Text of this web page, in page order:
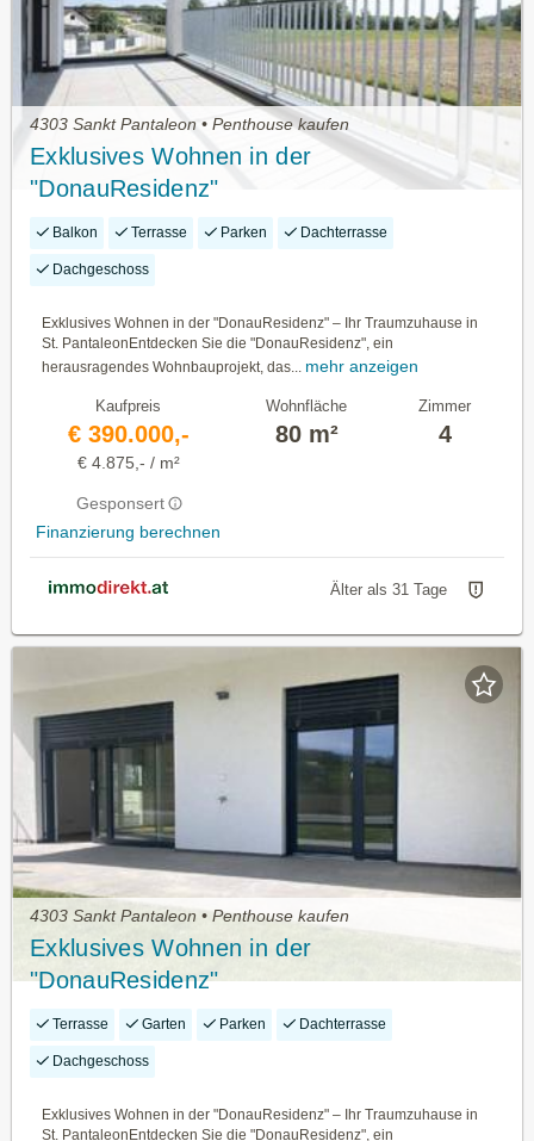
4303 Sankt Pantaleon • Penthouse kaufen
Exklusives Wohnen in der
"DonauResidenz"
Balkon Terrasse Parken Dachterrasse
Dachgeschoss
Exklusives Wohnen in der "DonauResidenz" – Ihr Traumzuhause in
St. PantaleonEntdecken Sie die "DonauResidenz", ein
herausragendes Wohnbauprojekt, das... mehr anzeigen
Kaufpreis
€ 390.000,-
€ 4.875,- / m²
Gesponsert
Finanzierung berechnen
Wohnfläche
80 m²
Zimmer
4
Älter als 31 Tage
4303 Sankt Pantaleon • Penthouse kaufen
Exklusives Wohnen in der
"DonauResidenz"
Terrasse Garten Parken Dachterrasse
Dachgeschoss
Exklusives Wohnen in der "DonauResidenz" – Ihr Traumzuhause in
St. PantaleonEntdecken Sie die "DonauResidenz", ein